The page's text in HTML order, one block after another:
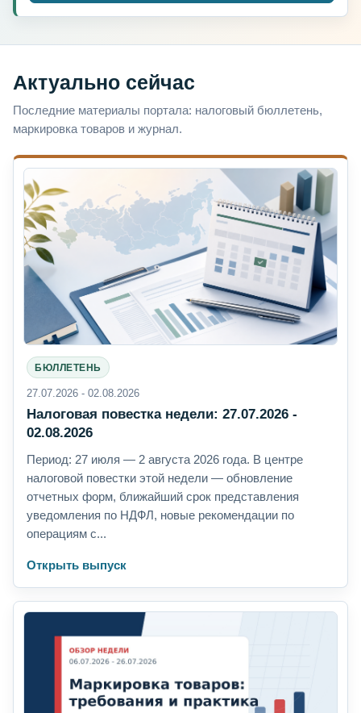
Актуально сейчас
Последние материалы портала: налоговый бюллетень,
маркировка товаров и журнал.
БЮЛЛЕТЕНЬ
27.07.2026 - 02.08.2026
Налоговая повестка недели: 27.07.2026 -
02.08.2026
Период: 27 июля — 2 августа 2026 года. В центре
налоговой повестки этой недели — обновление
отчетных форм, ближайший срок представления
уведомления по НДФЛ, новые рекомендации по
операциям с...
Открыть выпуск